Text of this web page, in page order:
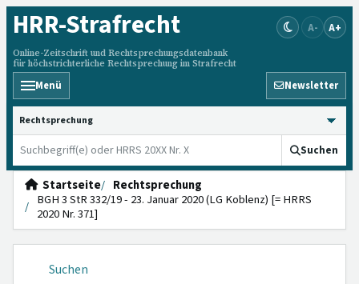
HRR-Strafrecht
Online-Zeitschrift und Rechtsprechungsdatenbank
für höchstrichterliche Rechtsprechung im Strafrecht
A- A+
Menü Newsletter
HRRS durchsuchen
Suchen
Startseite
Rechtsprechung
BGH 3 StR 332/19 - 23. Januar 2020 (LG Koblenz) [= HRRS
2020 Nr. 371]
Suchen